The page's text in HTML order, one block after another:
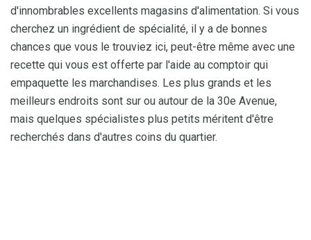
d'innombrables excellents magasins d'alimentation. Si vous
cherchez un ingrédient de spécialité, il y a de bonnes
chances que vous le trouviez ici, peut-être même avec une
recette qui vous est offerte par l'aide au comptoir qui
empaquette les marchandises. Les plus grands et les
meilleurs endroits sont sur ou autour de la 30e Avenue,
mais quelques spécialistes plus petits méritent d'être
recherchés dans d'autres coins du quartier.